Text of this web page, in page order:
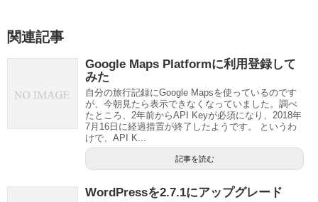
関連記事
Google Maps Platformに利用登録して
みた
自分の旅行記録にGoogle Mapsを使っているのです
が、今朝見たら表示できなくなっていました。調べ
たところ、2年前からAPI Keyが必須になり、2018年
7月16日に経過措置が終了したようです。 というわ
けで、API K...
記事を読む
WordPressを2.7.1にアップグレード